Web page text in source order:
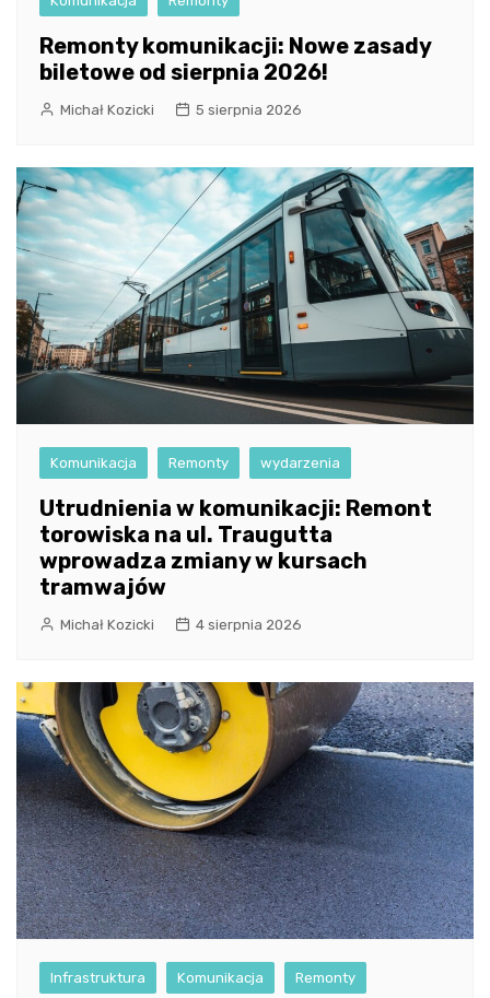
Remonty komunikacji: Nowe zasady
biletowe od sierpnia 2026!
Michał Kozicki 5 sierpnia 2026
Komunikacja Remonty wydarzenia
Utrudnienia w komunikacji: Remont
torowiska na ul. Traugutta
wprowadza zmiany w kursach
tramwajów
Michał Kozicki 4 sierpnia 2026
Infrastruktura Komunikacja Remonty